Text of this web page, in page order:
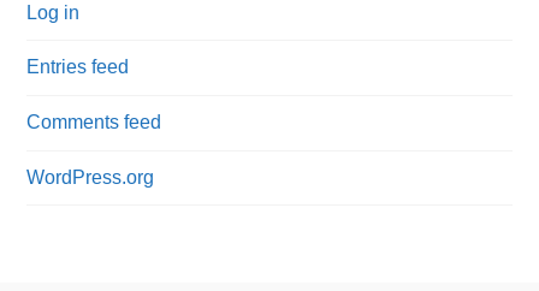
Log in
Entries feed
Comments feed
WordPress.org